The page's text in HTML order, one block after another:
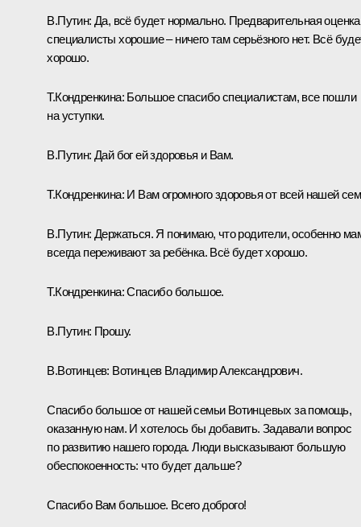
В.Путин: Да, всё будет нормально. Предварительная
специалисты хорошие – ничего там серьёзного нет. Всё
хорошо.
Т.Кондренкина: Большое спасибо специалистам, все пошли
на уступки.
В.Путин: Дай бог ей здоровья и Вам.
Т.Кондренкина: И Вам огромного здоровья от всей нашей
В.Путин: Держаться. Я понимаю, что родители, особенно
всегда переживают за ребёнка. Всё будет хорошо.
Т.Кондренкина:Спасибо большое.
В.Путин: Прошу.
В.Вотинцев: Вотинцев Владимир Александрович.
Спасибо большое от нашей семьи Вотинцевых за помощь,
оказанную нам. И хотелось бы добавить. Задавали вопрос
по развитию нашего города. Люди высказывают большую
обеспокоенность: что будет дальше?
Спасибо Вам большое. Всего доброго!